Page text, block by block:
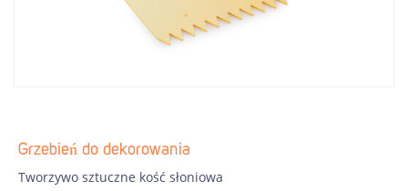
Grzebień do dekorowania
Tworzywo sztuczne kość słoniowa